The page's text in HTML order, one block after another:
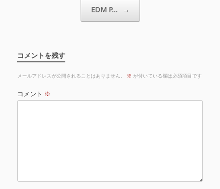
EDM P… →
コメントを残す
メールアドレスが公開されることはありません。 ※ が付いている欄は必須項目です
コメント ※